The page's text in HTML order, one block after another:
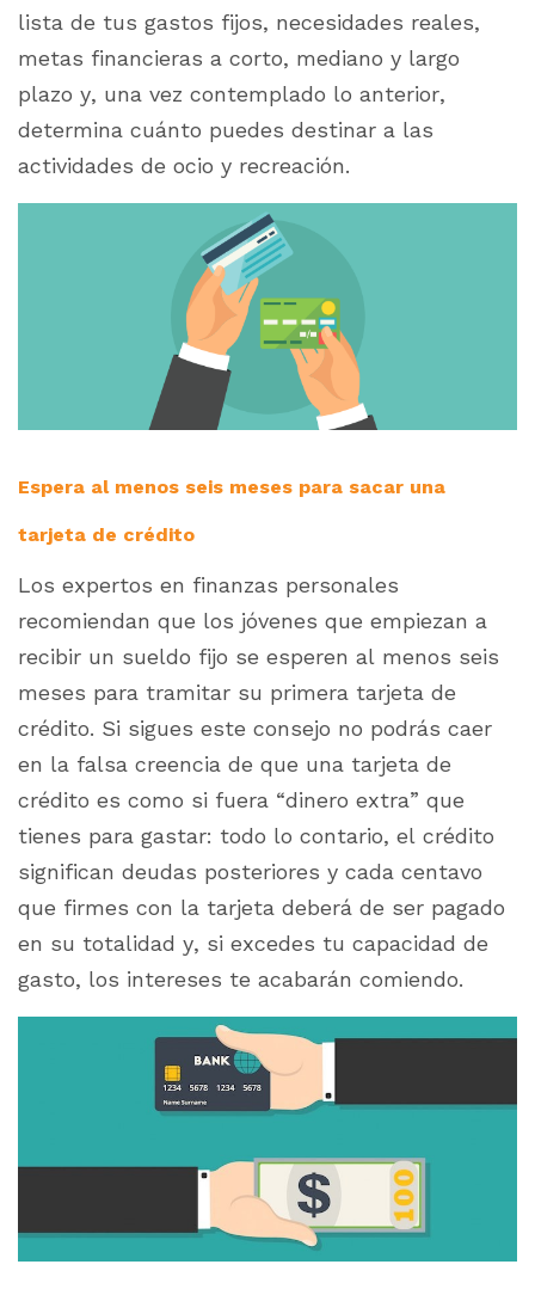
lista de tus gastos fijos, necesidades reales,
metas financieras a corto, mediano y largo
plazo y, una vez contemplado lo anterior,
determina cuánto puedes destinar a las
actividades de ocio y recreación.
Espera al menos seis meses para sacar una
tarjeta de crédito
Los expertos en finanzas personales
recomiendan que los jóvenes que empiezan a
recibir un sueldo fijo se esperen al menos seis
meses para tramitar su primera tarjeta de
crédito. Si sigues este consejo no podrás caer
en la falsa creencia de que una tarjeta de
crédito es como si fuera “dinero extra” que
tienes para gastar: todo lo contario, el crédito
significan deudas posteriores y cada centavo
que firmes con la tarjeta deberá de ser pagado
en su totalidad y, si excedes tu capacidad de
gasto, los intereses te acabarán comiendo.